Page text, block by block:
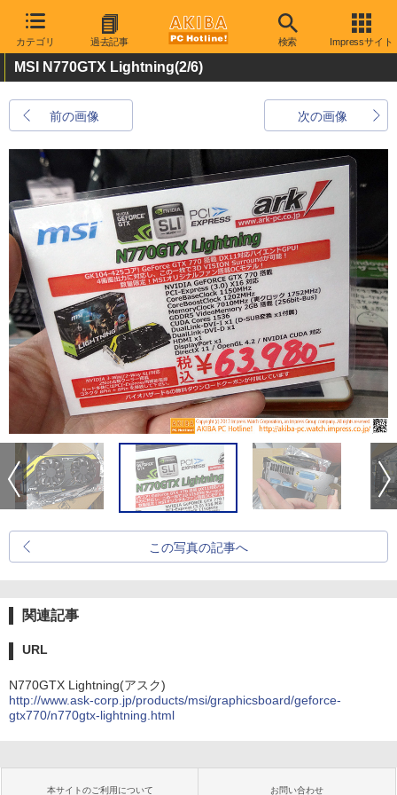
カテゴリ 過去記事 検索 Impressサイト
MSI N770GTX Lightning(2/6)
前の画像 次の画像
この写真の記事へ
関連記事
URL
N770GTX Lightning(アスク)
http://www.ask-corp.jp/products/msi/graphicsboard/geforce-
gtx770/n770gtx-lightning.html
本サイトのご利用について お問い合わせ